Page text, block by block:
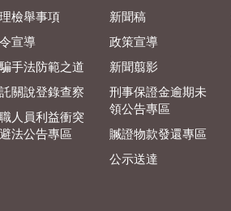
檢舉事項
宣導
手法防範之道
關說登錄查察
人員利益衝突
法公告專區
新聞稿
政策宣導
新聞翦影
刑事保證金逾期未
領公告專區
贓證物款發還專區
公示送達